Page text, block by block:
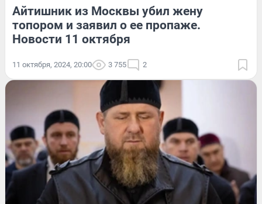
Айтишник из Москвы убил жену
топором и заявил о ее пропаже.
Новости 11 октября
11 октября, 2024, 20:00 3 755 2